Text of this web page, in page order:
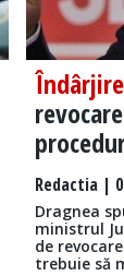
Redactia|
Dragnea
ministrul
de
trebuie să